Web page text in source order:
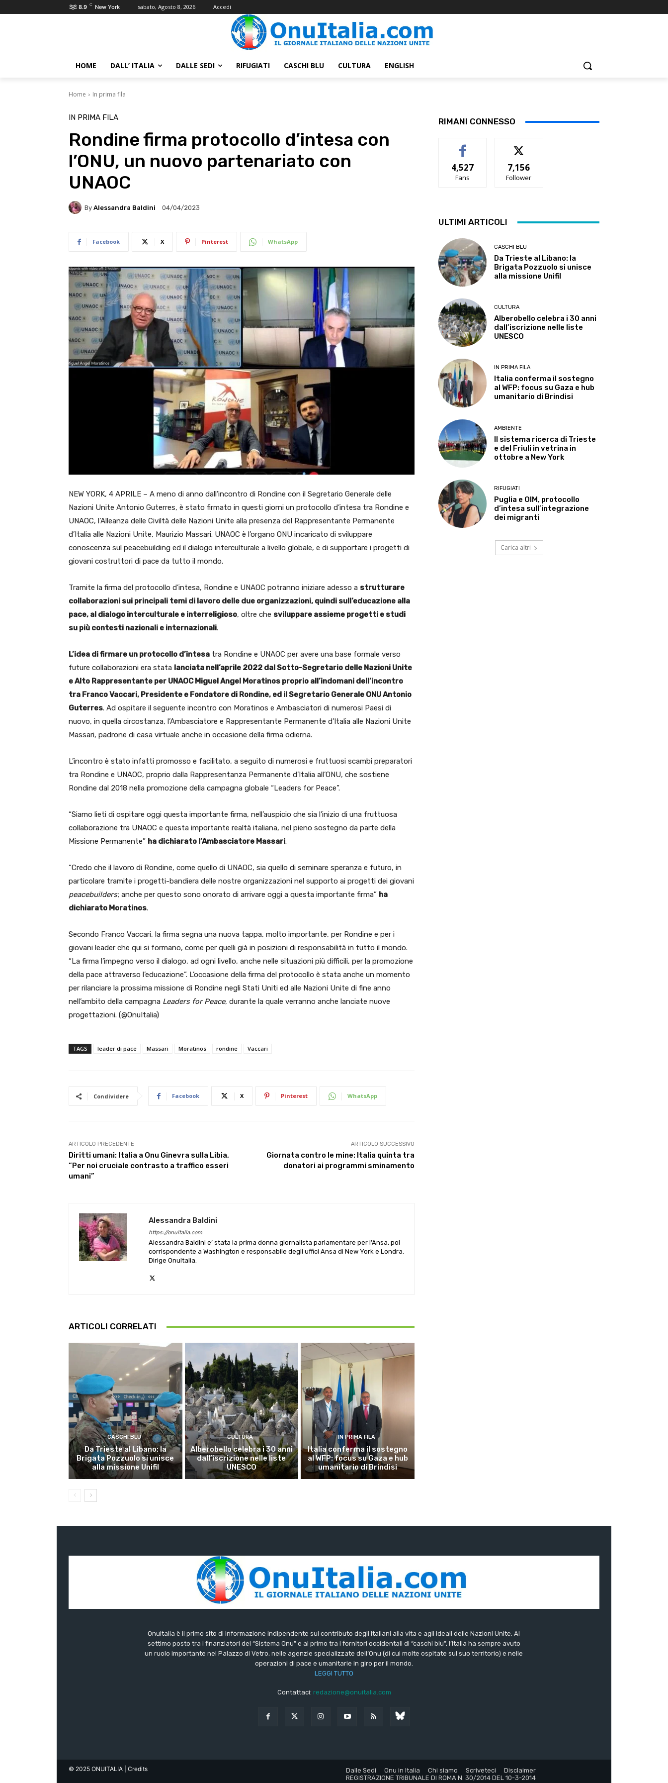
8.9 C New York sabato, Agosto 8, 2026 Accedi
HOME DALL’ ITALIA DALLE SEDI RIFUGIATI CASCHI BLU CULTURA ENGLISH
Home In prima fila
IN PRIMA FILA
Rondine firma protocollo d’intesa con
l’ONU, un nuovo partenariato con
UNAOC
By Alessandra Baldini 04/04/2023
Facebook X Pinterest WhatsApp
NEW YORK, 4 APRILE – A meno di anno dall’incontro di Rondine con il Segretario Generale delle
Nazioni Unite Antonio Guterres, è stato firmato in questi giorni un protocollo d’intesa tra Rondine e
UNAOC, l’Alleanza delle Civiltà delle Nazioni Unite alla presenza del Rappresentante Permanente
d’Italia alle Nazioni Unite, Maurizio Massari. UNAOC è l’organo ONU incaricato di sviluppare
conoscenza sul peacebuilding ed il dialogo interculturale a livello globale, e di supportare i progetti di
giovani costruttori di pace da tutto il mondo.
Tramite la firma del protocollo d’intesa, Rondine e UNAOC potranno iniziare adesso a strutturare
collaborazioni sui principali temi di lavoro delle due organizzazioni, quindi sull’educazione alla
pace, al dialogo interculturale e interreligioso, oltre che sviluppare assieme progetti e studi
su più contesti nazionali e internazionali.
L’idea di firmare un protocollo d’intesa tra Rondine e UNAOC per avere una base formale verso
future collaborazioni era stata lanciata nell’aprile 2022 dal Sotto-Segretario delle Nazioni Unite
e Alto Rappresentante per UNAOC Miguel Angel Moratinos proprio all’indomani dell’incontro
tra Franco Vaccari, Presidente e Fondatore di Rondine, ed il Segretario Generale ONU Antonio
Guterres. Ad ospitare il seguente incontro con Moratinos e Ambasciatori di numerosi Paesi di
nuovo, in quella circostanza, l’Ambasciatore e Rappresentante Permanente d’Italia alle Nazioni Unite
Massari, padrone di casa virtuale anche in occasione della firma odierna.
L’incontro è stato infatti promosso e facilitato, a seguito di numerosi e fruttuosi scambi preparatori
tra Rondine e UNAOC, proprio dalla Rappresentanza Permanente d’Italia all’ONU, che sostiene
Rondine dal 2018 nella promozione della campagna globale “Leaders for Peace”.
“Siamo lieti di ospitare oggi questa importante firma, nell’auspicio che sia l’inizio di una fruttuosa
collaborazione tra UNAOC e questa importante realtà italiana, nel pieno sostegno da parte della
Missione Permanente” ha dichiarato l’Ambasciatore Massari.
“Credo che il lavoro di Rondine, come quello di UNAOC, sia quello di seminare speranza e futuro, in
particolare tramite i progetti-bandiera delle nostre organizzazioni nel supporto ai progetti dei giovani
peacebuilders; anche per questo sono onorato di arrivare oggi a questa importante firma” ha
dichiarato Moratinos.
Secondo Franco Vaccari, la firma segna una nuova tappa, molto importante, per Rondine e per i
giovani leader che qui si formano, come per quelli già in posizioni di responsabilità in tutto il mondo.
“La firma l’impegno verso il dialogo, ad ogni livello, anche nelle situazioni più difficili, per la promozione
della pace attraverso l’educazione”. L’occasione della firma del protocollo è stata anche un momento
per rilanciare la prossima missione di Rondine negli Stati Uniti ed alle Nazioni Unite di fine anno
nell’ambito della campagna Leaders for Peace, durante la quale verranno anche lanciate nuove
progettazioni. (@OnuItalia)
TAGS leader di pace Massari Moratinos rondine Vaccari
Condividere Facebook X Pinterest WhatsApp
ARTICOLO PRECEDENTE
Diritti umani: Italia a Onu Ginevra sulla Libia,
”Per noi cruciale contrasto a traffico esseri
umani”
ARTICOLO SUCCESSIVO
Giornata contro le mine: Italia quinta tra
donatori ai programmi sminamento
Alessandra Baldini
https://onuitalia.com
Alessandra Baldini e’ stata la prima donna giornalista parlamentare per l’Ansa, poi
corrispondente a Washington e responsabile degli uffici Ansa di New York e Londra.
Dirige OnuItalia.
ARTICOLI CORRELATI
CASCHI BLU
Da Trieste al Libano: la
Brigata Pozzuolo si unisce
alla missione Unifil
CULTURA
Alberobello celebra i 30 anni
dall’iscrizione nelle liste
UNESCO
IN PRIMA FILA
Italia conferma il sostegno
al WFP: focus su Gaza e hub
umanitario di Brindisi
RIMANI CONNESSO
4,527
Fans
7,156
Follower
ULTIMI ARTICOLI
CASCHI BLU
Da Trieste al Libano: la
Brigata Pozzuolo si unisce
alla missione Unifil
CULTURA
Alberobello celebra i 30 anni
dall’iscrizione nelle liste
UNESCO
IN PRIMA FILA
Italia conferma il sostegno
al WFP: focus su Gaza e hub
umanitario di Brindisi
AMBIENTE
Il sistema ricerca di Trieste
e del Friuli in vetrina in
ottobre a New York
RIFUGIATI
Puglia e OIM, protocollo
d’intesa sull’integrazione
dei migranti
Carica altri
OnuItalia è il primo sito di informazione indipendente sul contributo degli italiani alla vita e agli ideali delle Nazioni Unite. Al
settimo posto tra i finanziatori del “Sistema Onu” e al primo tra i fornitori occidentali di “caschi blu”, l’Italia ha sempre avuto
un ruolo importante nel Palazzo di Vetro, nelle agenzie specializzate dell’Onu (di cui molte ospitate sul suo territorio) e nelle
operazioni di pace e umanitarie in giro per il mondo.
LEGGI TUTTO
Contattaci: redazione@onuitalia.com
© 2025 ONUITALIA | Credits Dalle Sedi Onu in Italia Chi siamo Scriveteci
Disclaimer
REGISTRAZIONE TRIBUNALE DI ROMA N. 30/2014 DEL 10-3-2014